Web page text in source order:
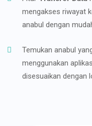
mengakses riwayat
anabul dengan
Temukan anabul
menggunakan
disesuaikan dengan